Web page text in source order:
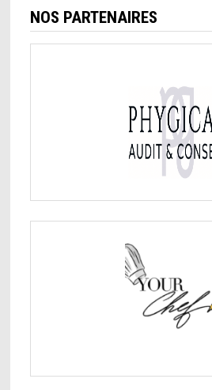
NOS PARTENAIRES